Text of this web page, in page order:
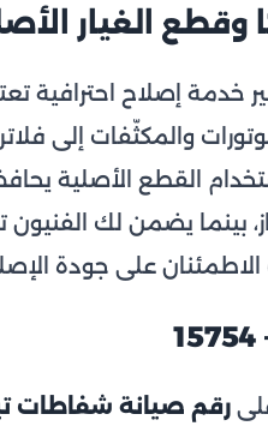
الغيار
خدمة إصلاح احترافية
والمكثّفات إلى
القطع الأصلية
بينما يضمن لك الفنيون
على جودة
رقم صيانة شفاطات